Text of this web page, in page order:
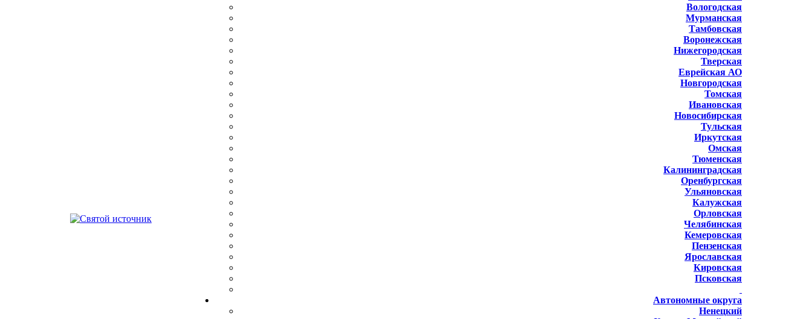
Вологодская
Мурманская
Тамбовская
Воронежская
Нижегородская
Тверская
Еврейская АО
Новгородская
Томская
Ивановская
Новосибирская
Тульская
Иркутская
Омская
Тюменская
Калининградская
Оренбургская
Ульяновская
Калужская
Орловская
Челябинская
Кемеровская
Пензенская
Ярославская
Кировская
Псковская
Автономные округа
Ненецкий